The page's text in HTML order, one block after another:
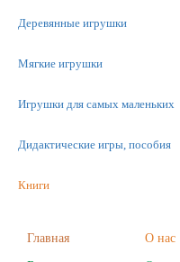
Деревянные игрушки
Мягкие игрушки
Игрушки для самых маленьких
Дидактические игры, пособия
Книги
Главная О нас